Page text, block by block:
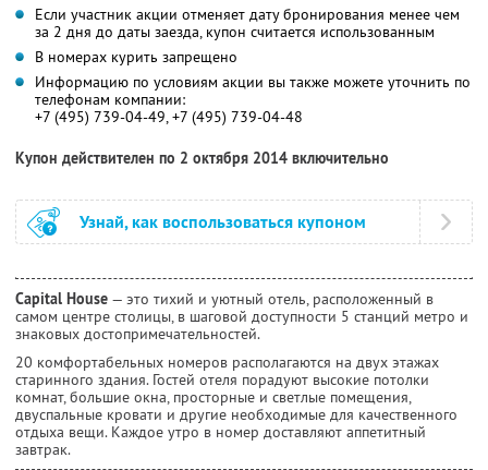
Если участник акции отменяет дату бронирования менее чем
за 2 дня до даты заезда, купон считается использованным
В номерах курить запрещено
Информацию по условиям акции вы также можете уточнить по
телефонам компании:
+7 (495) 739-04-49, +7 (495) 739-04-48
Купон действителен по 2 октября 2014 включительно
Узнай, как воспользоваться купоном
Capital House — это тихий и уютный отель, расположенный в
самом центре столицы, в шаговой доступности 5 станций метро и
знаковых достопримечательностей.
20 комфортабельных номеров располагаются на двух этажах
старинного здания. Гостей отеля порадуют высокие потолки
комнат, большие окна, просторные и светлые помещения,
двуспальные кровати и другие необходимые для качественного
отдыха вещи. Каждое утро в номер доставляют аппетитный
завтрак.